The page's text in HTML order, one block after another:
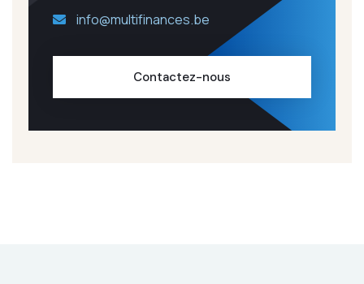
info@multifinances.be
Contactez-nous